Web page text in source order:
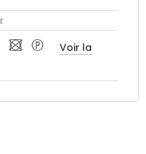
- *
Voir la